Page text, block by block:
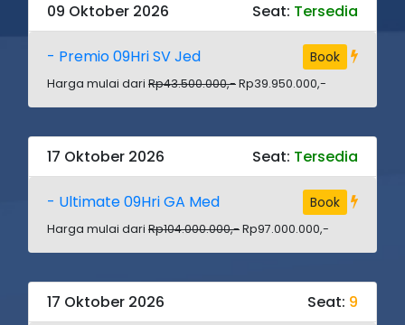
09 Oktober 2026 Seat: Tersedia
- Premio 09Hri SV Jed Book
Harga mulai dari Rp43.500.000,-Rp39.950.000,-
17 Oktober 2026 Seat: Tersedia
- Ultimate 09Hri GA Med Book
Harga mulai dari Rp104.000.000,-Rp97.000.000,-
17 Oktober 2026 Seat: 9